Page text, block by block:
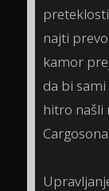
najti
kamor
da bi
hitro našli
Cargosona.